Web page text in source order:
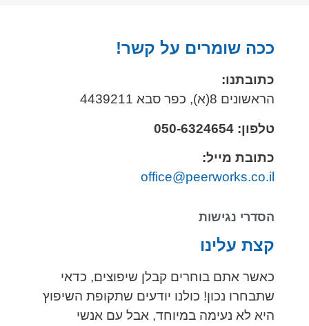
ככה שומרים על קשר!
כתובתנו:
הראשונים 8(א), כפר סבא 4439211
טלפון: 050-6324654
כתובת מייל:
office@peerworks.co.il
הסדרי נגישות
קצת עלינו
כאשר אתם בוחרים קבלן שיפוצים, כדאי
שתבחרו נכון! כולנו יודעים שתקופת השיפוץ
היא לא נעימה במיוחד, אבל עם אנשי